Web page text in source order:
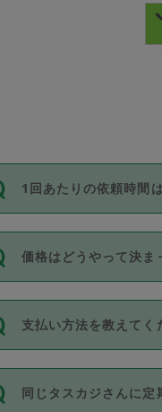
1回あたりの依頼時間
依頼1回につき3時間
い。機能をご利用いた
が必要です。なお、3
価格はどうやって決ま
11種類の価格帯の中
タスカジさんの価格設
除々に設定可能な最
支払い方法を教えてく
お支払方法はクレジ
Club）のみとなりま
同じタスカジさんに定